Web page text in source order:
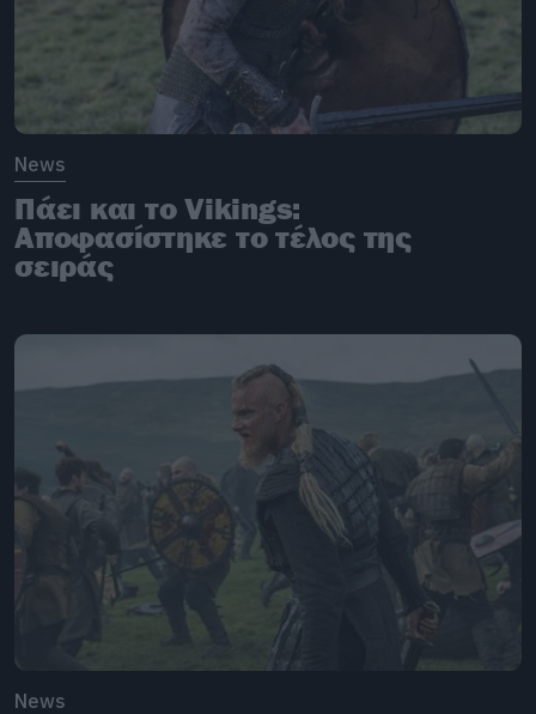
News
Πάει και το Vikings:
Αποφασίστηκε το τέλος της
σειράς
News